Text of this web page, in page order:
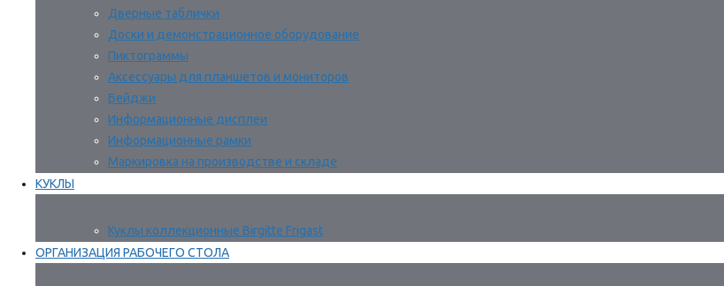
Дверные таблички
Доски и демонстрационное оборудование
Пиктограммы
Аксессуары для планшетов и мониторов
Бейджи
Информационные дисплеи
Информационные рамки
Маркировка на производстве и складе
КУКЛЫ
Куклы коллекционные Birgitte Frigast
ОРГАНИЗАЦИЯ РАБОЧЕГО СТОЛА